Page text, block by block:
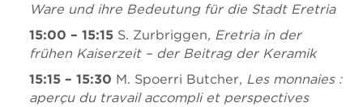
Ware und ihre Bedeutung für die Stadt Eretria
15:00 – 15:15 S. Zurbriggen, Eretria in der
frühen Kaiserzeit – der Beitrag der Keramik
15:15 – 15:30 M. Spoerri Butcher, Les monnaies :
aperçu du travail accompli et perspectives